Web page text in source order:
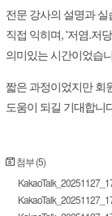
전문 강사의 설명과
직접 익히며, '저염.저
의미있는 시간이었습
짧은 과정이었지만 회
도움이 되길 기대합니
첨부 (5)